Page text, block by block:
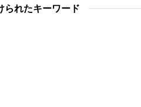
られたキーワード